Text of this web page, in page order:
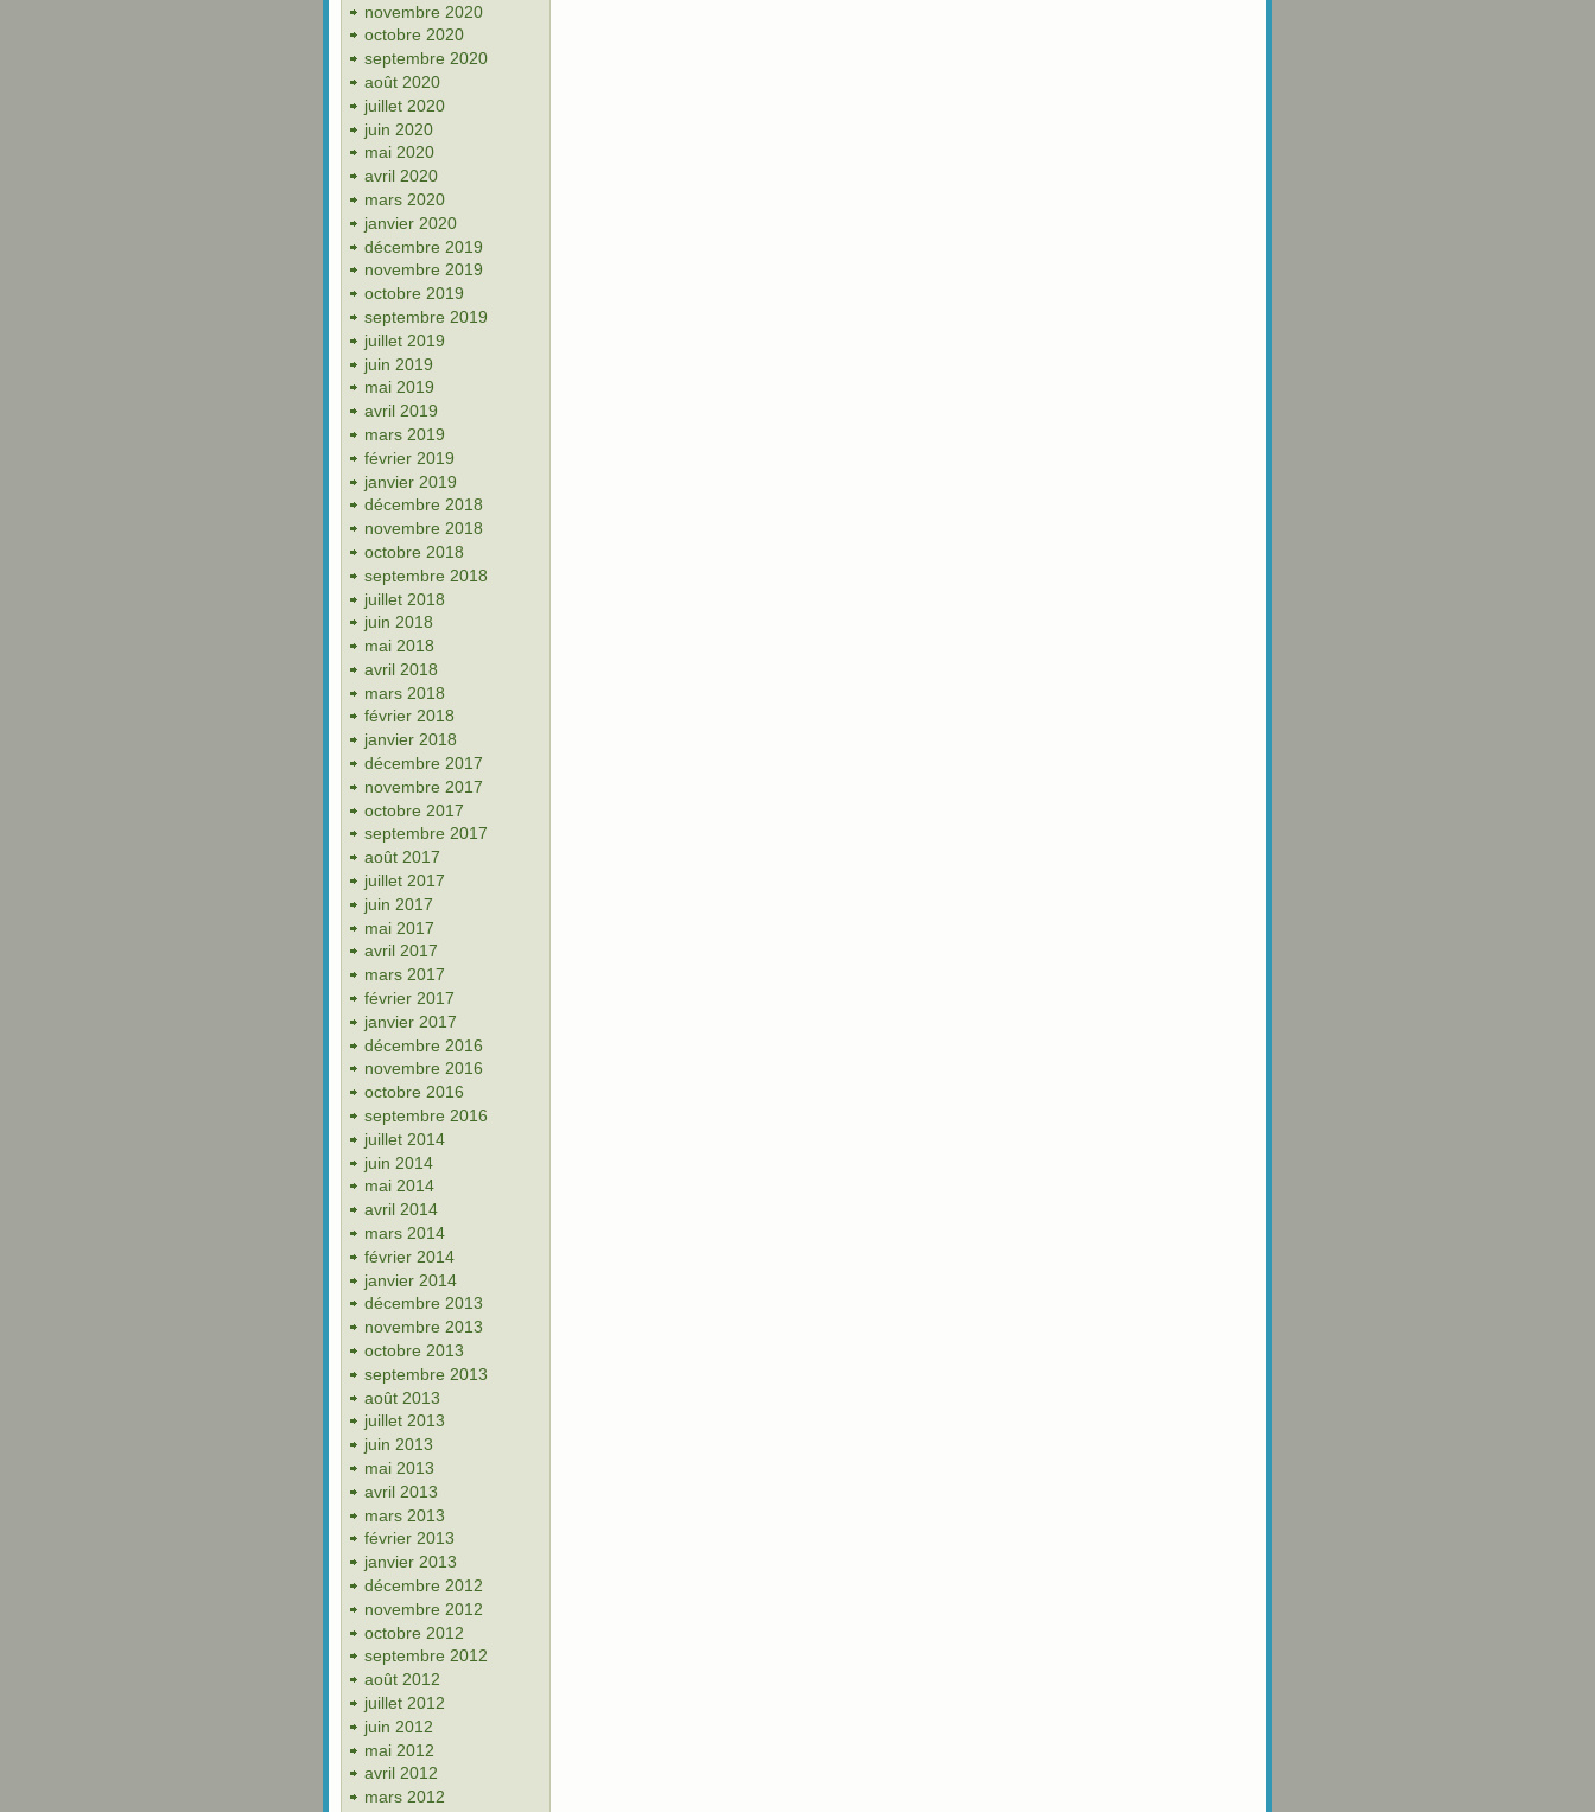
novembre 2020
octobre 2020
septembre 2020
août 2020
juillet 2020
juin 2020
mai 2020
avril 2020
mars 2020
janvier 2020
décembre 2019
novembre 2019
octobre 2019
septembre 2019
juillet 2019
juin 2019
mai 2019
avril 2019
mars 2019
février 2019
janvier 2019
décembre 2018
novembre 2018
octobre 2018
septembre 2018
juillet 2018
juin 2018
mai 2018
avril 2018
mars 2018
février 2018
janvier 2018
décembre 2017
novembre 2017
octobre 2017
septembre 2017
août 2017
juillet 2017
juin 2017
mai 2017
avril 2017
mars 2017
février 2017
janvier 2017
décembre 2016
novembre 2016
octobre 2016
septembre 2016
juillet 2014
juin 2014
mai 2014
avril 2014
mars 2014
février 2014
janvier 2014
décembre 2013
novembre 2013
octobre 2013
septembre 2013
août 2013
juillet 2013
juin 2013
mai 2013
avril 2013
mars 2013
février 2013
janvier 2013
décembre 2012
novembre 2012
octobre 2012
septembre 2012
août 2012
juillet 2012
juin 2012
mai 2012
avril 2012
mars 2012